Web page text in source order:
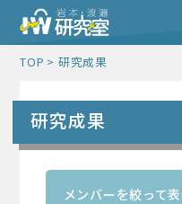
TOP 研究成果
研究成果
メンバーを絞って